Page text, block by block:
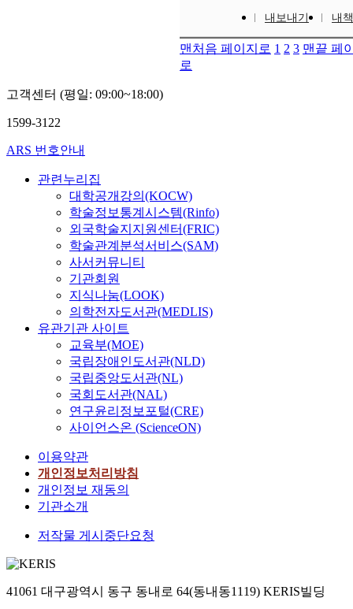
내보내기 내
맨처음 페이지로 1 2 3 맨끝 페
로
고객센터 (평일: 09:00~18:00)
1599-3122
ARS 번호안내
관련누리집
대학공개강의(KOCW)
학술정보통계시스템(Rinfo)
외국학술지지원센터(FRIC)
학술관계분석서비스(SAM)
사서커뮤니티
기관회원
지식나눔(LOOK)
의학전자도서관(MEDLIS)
유관기관 사이트
교육부(MOE)
국립장애인도서관(NLD)
국립중앙도서관(NL)
국회도서관(NAL)
연구윤리정보포털(CRE)
사이언스온 (ScienceON)
이용약관
개인정보처리방침
개인정보 재동의
기관소개
저작물 게시중단요청
41061 대구광역시 동구 동내로 64(동내동1119) KERIS빌딩